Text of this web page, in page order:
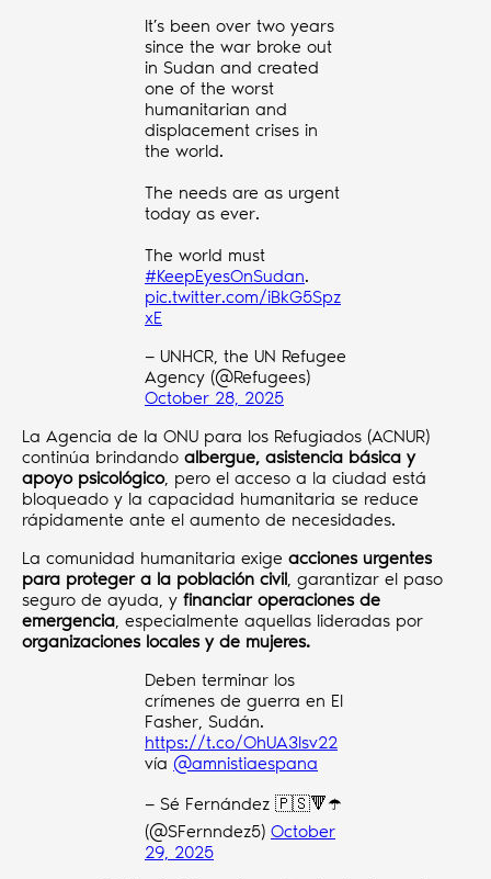
It’s been over two years
since the war broke out
in Sudan and created
one of the worst
humanitarian and
displacement crises in
the world.
The needs are as urgent
today as ever.
The world must
#KeepEyesOnSudan.
pic.twitter.com/iBkG5Spz
xE
— UNHCR, the UN Refugee
Agency (@Refugees)
October 28, 2025
La Agencia de la ONU para los Refugiados (ACNUR)
continúa brindando albergue, asistencia básica y
apoyo psicológico, pero el acceso a la ciudad está
bloqueado y la capacidad humanitaria se reduce
rápidamente ante el aumento de necesidades.
La comunidad humanitaria exige acciones urgentes
para proteger a la población civil, garantizar el paso
seguro de ayuda, y financiar operaciones de
emergencia, especialmente aquellas lideradas por
organizaciones locales y de mujeres.
Deben terminar los
crímenes de guerra en El
Fasher, Sudán.
https://t.co/OhUA3lsv22
vía @amnistiaespana
— Sé Fernández 🇵🇸🔻☂️
(@SFernndez5) October
29, 2025